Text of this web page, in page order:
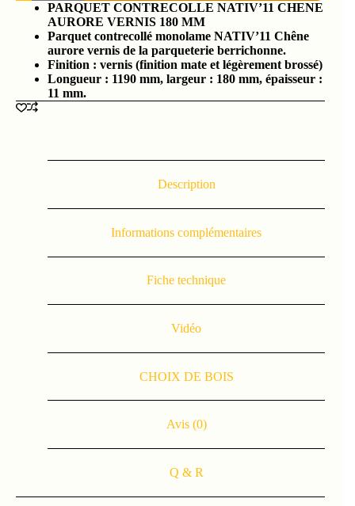
PARQUET CONTRECOLLE NATIV’11 CHENE
AURORE VERNIS 180 MM
Parquet contrecollé monolame NATIV’11 Chêne
aurore vernis de la parqueterie berrichonne.
Finition : vernis (finition mate et légèrement brossé)
Longueur : 1190 mm, largeur : 180 mm, épaisseur :
11 mm.
Description
Informations complémentaires
Fiche technique
Vidéo
CHOIX DE BOIS
Avis (0)
Q & R